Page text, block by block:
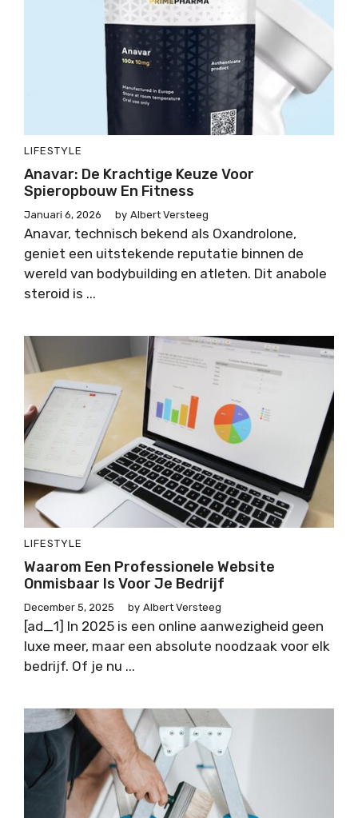
LIFESTYLE
Anavar: De Krachtige Keuze Voor
Spieropbouw En Fitness
Januari 6, 2026 by Albert Versteeg
Anavar, technisch bekend als Oxandrolone,
geniet een uitstekende reputatie binnen de
wereld van bodybuilding en atleten. Dit anabole
steroid is ...
LIFESTYLE
Waarom Een Professionele Website
Onmisbaar Is Voor Je Bedrijf
December 5, 2025 by Albert Versteeg
[ad_1] In 2025 is een online aanwezigheid geen
luxe meer, maar een absolute noodzaak voor elk
bedrijf. Of je nu ...